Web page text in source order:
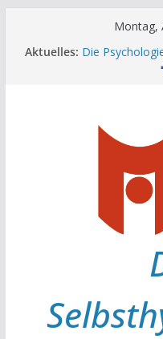
Montag,
Aktuelles: Die
Die
Die
Achtsamkeit im